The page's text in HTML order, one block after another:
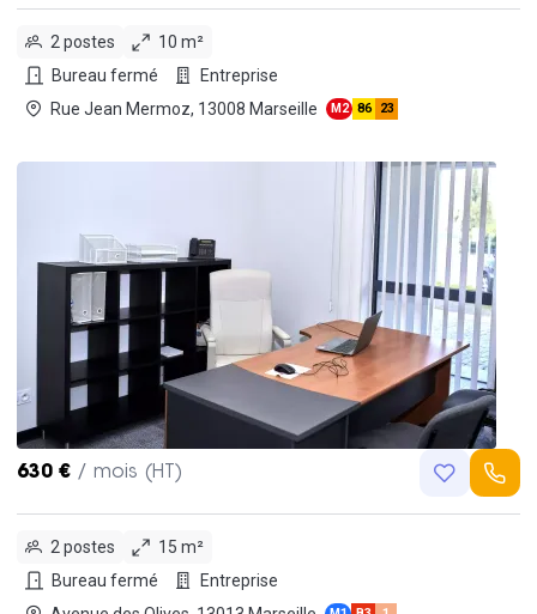
2 postes
10 m²
Bureau fermé
Entreprise
Rue Jean Mermoz, 13008 Marseille
M2 86 23
630 € / mois (HT)
2 postes
15 m²
Bureau fermé
Entreprise